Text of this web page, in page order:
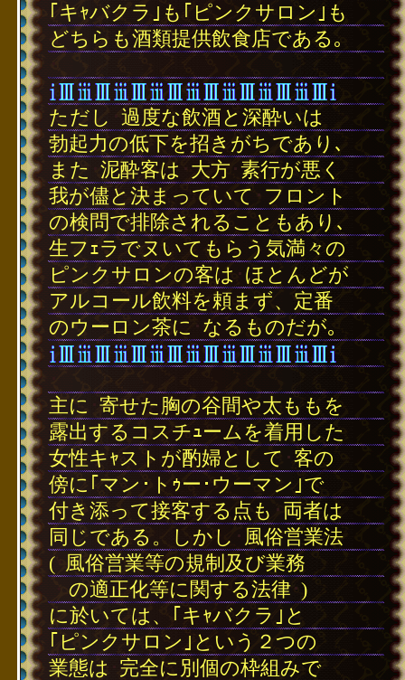
｢キｬバクラ｣も｢ピンクサロン｣も
どちらも酒類提供飲食店である｡
ただし 過度な飲酒と深酔いは
勃起力の低下を招きがちであり､
また 泥酔客は 大方･素行が悪く
我が儘と決まっていて ･ フロント
の検問で排除されることもあり､
生フｪラでヌいてもらう気満々の
ピンクサロンの客は ･ ほとんどが
アルコール飲料を頼まず、定番
のウーロン茶に なるものだが｡
主に 寄せた胸の谷間や太ももを
露出するコスチｭームを着用した
女性キｬストが酌婦として ･客の
傍に｢マン･トｩー･ウーマン｣で
付き添って接客する点も ･ 両者は
同じである。しかし ･ 風俗営業法
( 風俗営業等の規制及び業務
の適正化等に関する法律･)
に於いては、｢キｬバクラ｣と
｢ピンクサロン｣という２つの
業態は 完全に別個の枠組みで